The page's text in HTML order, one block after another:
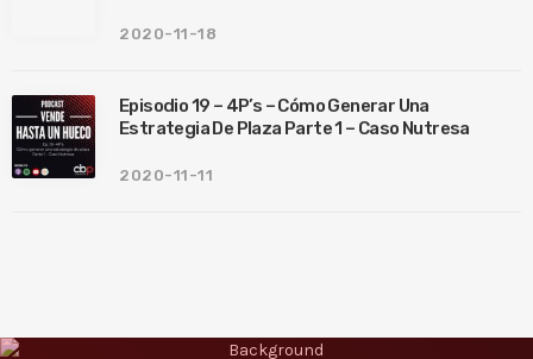
2020-11-18
Episodio 19 – 4P’s – Cómo Generar Una
Estrategia De Plaza Parte 1 – Caso Nutresa
2020-11-11